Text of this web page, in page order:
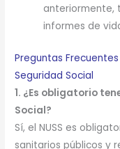
anteriormente,
informes de
Preguntas
Seguridad Social
1. ¿Es obligatorio
Social?
Sí, el NUSS es
sanitarios públicos y